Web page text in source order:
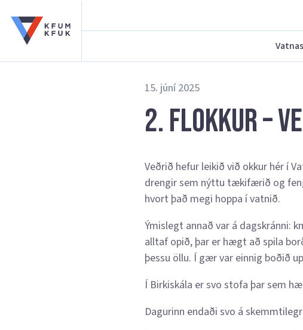
15. júní 2025
2. flokkur –
Veðrið hefur leikið við okkur hér í
drengir sem nýttu tækifærið og
hvort það megi hoppa í vatnið.
Ýmislegt annað var á dagskránni:
alltaf opið, þar er hægt að spila
þessu öllu. Í gær var einnig boðið
Í Birkiskála er svo stofa þar sem
Dagurinn endaði svo á